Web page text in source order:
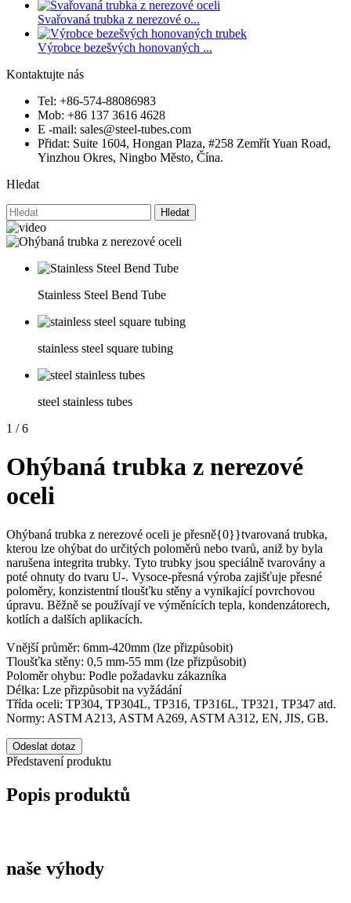
Svařovaná trubka z nerezové o...
Výrobce bezešvých honovaných ...
Kontaktujte nás
Tel: +86-574-88086983
Mob: +86 137 3616 4628
E -mail: sales@steel-tubes.com
Přidat: Suite 1604, Hongan Plaza, #258 Zemřít Yuan Road,
Yinzhou Okres, Ningbo Město, Čína.
Hledat
Hledat
Stainless Steel Bend Tube
stainless steel square tubing
steel stainless tubes
1 / 6
Ohýbaná trubka z nerezové
oceli
Ohýbaná trubka z nerezové oceli je přesně{0}}tvarovaná trubka,
kterou lze ohýbat do určitých poloměrů nebo tvarů, aniž by byla
narušena integrita trubky. Tyto trubky jsou speciálně tvarovány a
poté ohnuty do tvaru U-. Vysoce-přesná výroba zajišťuje přesné
poloměry, konzistentní tloušťku stěny a vynikající povrchovou
úpravu. Běžně se používají ve výměnících tepla, kondenzátorech,
kotlích a dalších aplikacích.
Vnější průměr: 6mm-420mm (lze přizpůsobit)
Tloušťka stěny: 0,5 mm-55 mm (lze přizpůsobit)
Poloměr ohybu: Podle požadavku zákazníka
Délka: Lze přizpůsobit na vyžádání
Třída oceli: TP304, TP304L, TP316, TP316L, TP321, TP347 atd.
Normy: ASTM A213, ASTM A269, ASTM A312, EN, JIS, GB.
Odeslat dotaz
Představení produktu
Popis produktů
naše výhody